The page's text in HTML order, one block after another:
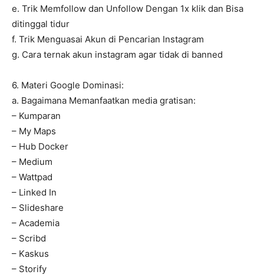
e. Trik Memfollow dan Unfollow Dengan 1x klik dan Bisa
ditinggal tidur
f. Trik Menguasai Akun di Pencarian Instagram
g. Cara ternak akun instagram agar tidak di banned
6. Materi Google Dominasi:
a. Bagaimana Memanfaatkan media gratisan:
– Kumparan
– My Maps
– Hub Docker
– Medium
– Wattpad
– Linked In
– Slideshare
– Academia
– Scribd
– Kaskus
– Storify